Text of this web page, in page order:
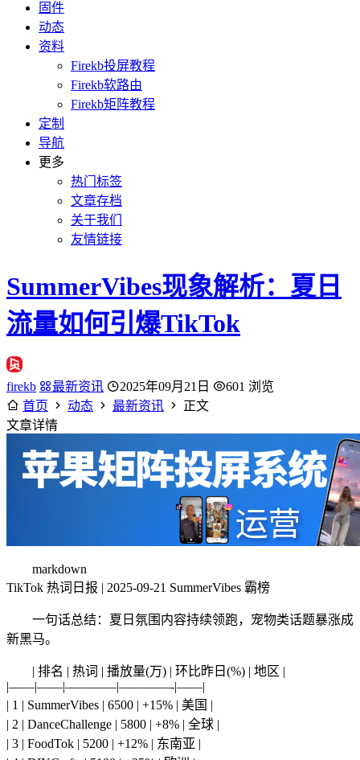
固件
动态
资料
Firekb投屏教程
Firekb软路由
Firekb矩阵教程
定制
导航
更多
热门标签
文章存档
关于我们
友情链接
SummerVibes现象解析：夏日
流量如何引爆TikTok
firekb 最新资讯 2025年09月21日
601 浏览
首页
动态 最新资讯
正文
文章详情
markdown
TikTok 热词日报 | 2025-09-21 SummerVibes 霸榜
一句话总结：夏日氛围内容持续领跑，宠物类话题暴涨成
新黑马。
| 排名 | 热词 | 播放量(万) | 环比昨日(%) | 地区 |
|——|——|————|————-|——|
| 1 | SummerVibes | 6500 | +15% | 美国 |
| 2 | DanceChallenge | 5800 | +8% | 全球 |
| 3 | FoodTok | 5200 | +12% | 东南亚 |